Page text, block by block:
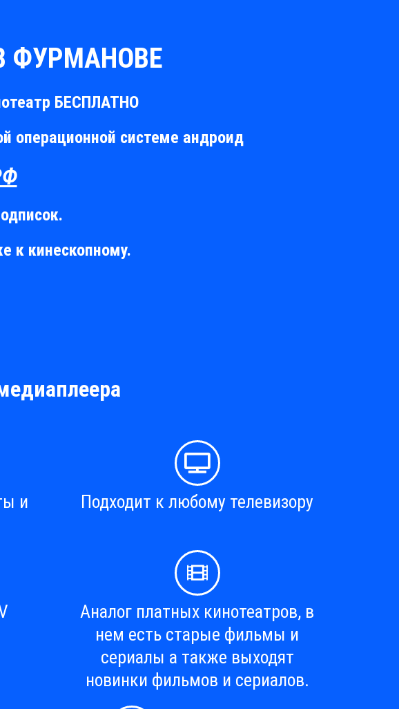
ФУРМАНОВЕ
БЕСПЛАТНО
операционной системе андроид
к кинескопному.
и
Подходит к любому телевизору
Аналог платных кинотеатров, в
нем есть старые фильмы и
сериалы а также выходят
новинки фильмов и сериалов.